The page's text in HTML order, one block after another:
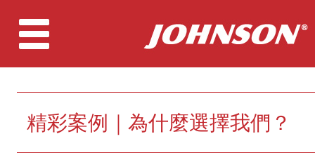
精彩案例｜為什麼選擇我們？